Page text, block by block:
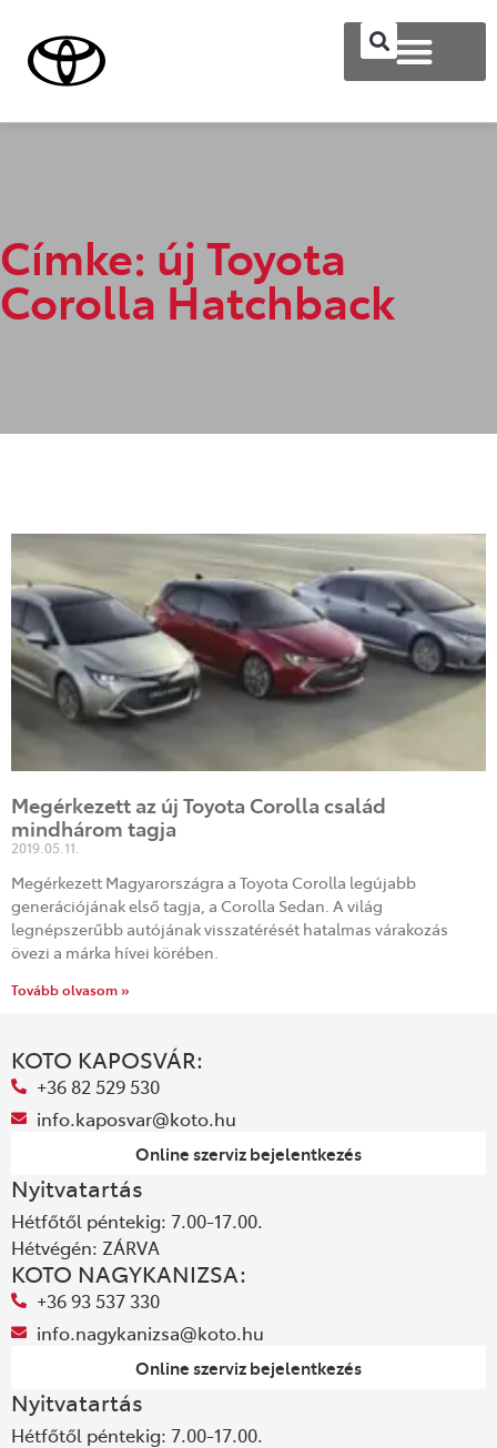
Címke: új Toyota
Corolla Hatchback
Megérkezett az új Toyota Corolla család
mindhárom tagja
2019.05.11.
Megérkezett Magyarországra a Toyota Corolla legújabb
generációjának első tagja, a Corolla Sedan. A világ
legnépszerűbb autójának visszatérését hatalmas várakozás
övezi a márka hívei körében.
Tovább olvasom »
KOTO KAPOSVÁR:
+36 82 529 530
info.kaposvar@koto.hu
Online szerviz bejelentkezés
Nyitvatartás
Hétfőtől péntekig: 7.00-17.00.
Hétvégén: ZÁRVA
KOTO NAGYKANIZSA:
+36 93 537 330
info.nagykanizsa@koto.hu
Online szerviz bejelentkezés
Nyitvatartás
Hétfőtől péntekig: 7.00-17.00.